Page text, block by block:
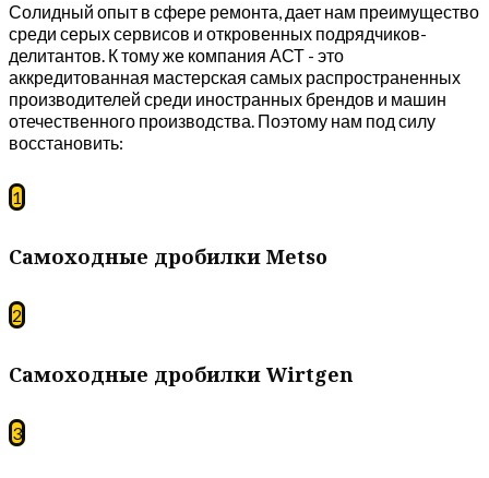
Солидный опыт в сфере ремонта, дает нам преимущество
среди серых сервисов и откровенных подрядчиков-
делитантов. К тому же компания АСТ - это
аккредитованная мастерская самых распространенных
производителей среди иностранных брендов и машин
отечественного производства. Поэтому нам под силу
восстановить:
1
Самоходные дробилки Metso
2
Самоходные дробилки Wirtgen
3